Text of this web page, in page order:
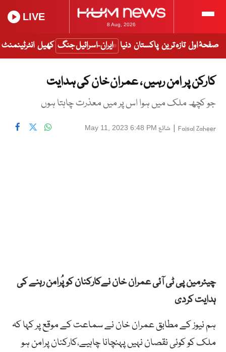
8 Aug, 2026
LIVE
صفحۂ اول تازہ ترین پاکستان دنیا ایران-اسرائیل جنگ کھیل انٹرٹینمنٹ
کارکن پر امن رہیں ، عمران خان کی ہدایت
جو کچھ ملک میں ہوا اس پر میں معذرت چاہتا ہوں
Faisal Zaheer
| شائع May 11, 2023 6:48 PM
چیئرمین پی ٹی آئی عمران خان نےکارکنان کو پُرامن رہنے کی
ہدایت کردی
ہم نیوز کے مطابق عمران خان نے سماعت کے موقع پر کہا کہ
ملک کو کوئی نقصان نہیں پہنچانا چاہیے،کارکنان پرامن ہو